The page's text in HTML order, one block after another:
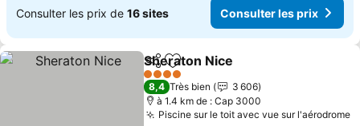
Consulter les prix de 16 sites Consulter les prix
PartagerAjouter à mes favoris
Sheraton Nice
4 Étoiles
8,4 Très bien
3 606
à 1.4 km de : Cap 3000
Piscine sur le toit avec vue sur l'aérodrome